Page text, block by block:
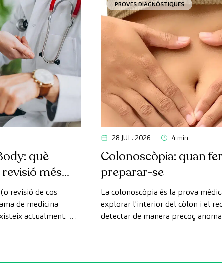
què
més
revisió de cos
de medicina
actualment. A
PROVES DIAGNÒSTIQUES
28 JUL. 2026 4 min
Colonoscòpia: quan
preparar-se
La colonoscòpia és la prova
explorar l'interior del còlon i el
detectar de manera precoç